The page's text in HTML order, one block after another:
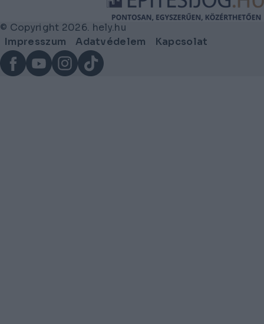
© Copyright 2026. hely.hu
Lábléc
menü
Impresszum Adatvédelem
Kapcsolat
FacebookYouTubeInstagram